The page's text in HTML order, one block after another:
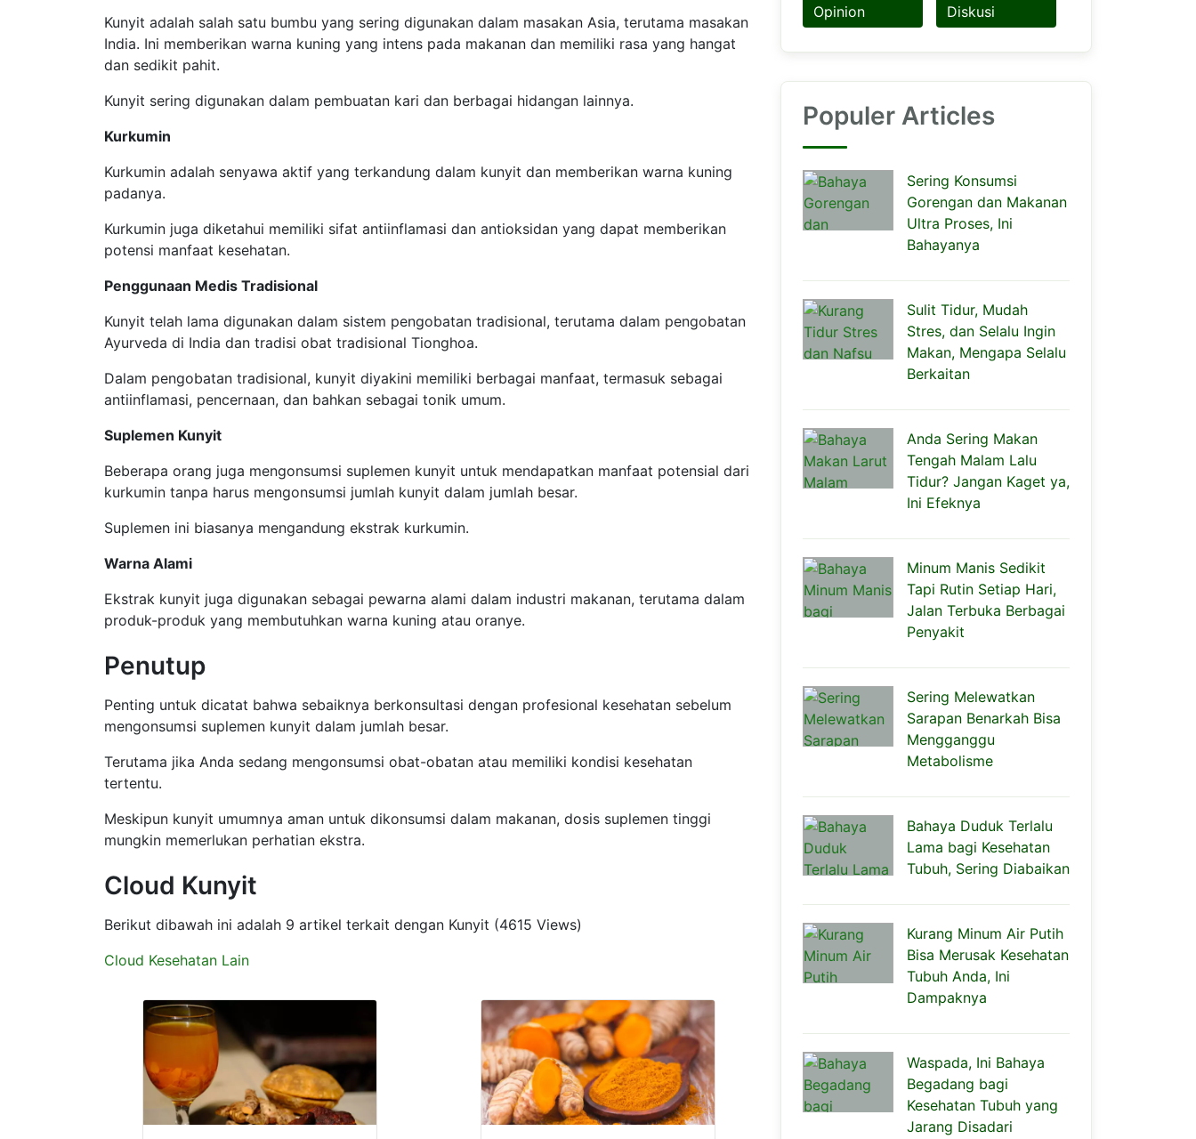
Kunyit adalah salah satu bumbu yang sering digunakan dalam masakan Asia, terutama masakan
India. Ini memberikan warna kuning yang intens pada makanan dan memiliki rasa yang hangat
dan sedikit pahit.
Kunyit sering digunakan dalam pembuatan kari dan berbagai hidangan lainnya.
Kurkumin
Kurkumin adalah senyawa aktif yang terkandung dalam kunyit dan memberikan warna kuning
padanya.
Kurkumin juga diketahui memiliki sifat antiinflamasi dan antioksidan yang dapat memberikan
potensi manfaat kesehatan.
Penggunaan Medis Tradisional
Kunyit telah lama digunakan dalam sistem pengobatan tradisional, terutama dalam pengobatan
Ayurveda di India dan tradisi obat tradisional Tionghoa.
Dalam pengobatan tradisional, kunyit diyakini memiliki berbagai manfaat, termasuk sebagai
antiinflamasi, pencernaan, dan bahkan sebagai tonik umum.
Suplemen Kunyit
Beberapa orang juga mengonsumsi suplemen kunyit untuk mendapatkan manfaat potensial dari
kurkumin tanpa harus mengonsumsi jumlah kunyit dalam jumlah besar.
Suplemen ini biasanya mengandung ekstrak kurkumin.
Warna Alami
Ekstrak kunyit juga digunakan sebagai pewarna alami dalam industri makanan, terutama dalam
produk-produk yang membutuhkan warna kuning atau oranye.
Penutup
Penting untuk dicatat bahwa sebaiknya berkonsultasi dengan profesional kesehatan sebelum
mengonsumsi suplemen kunyit dalam jumlah besar.
Terutama jika Anda sedang mengonsumsi obat-obatan atau memiliki kondisi kesehatan
tertentu.
Meskipun kunyit umumnya aman untuk dikonsumsi dalam makanan, dosis suplemen tinggi
mungkin memerlukan perhatian ekstra.
Cloud Kunyit
Berikut dibawah ini adalah 9 artikel terkait dengan Kunyit (4615 Views)
Cloud Kesehatan Lain
Opinion Diskusi
Populer Articles
Sering Konsumsi
Gorengan dan Makanan
Ultra Proses, Ini
Bahayanya
Sulit Tidur, Mudah
Stres, dan Selalu Ingin
Makan, Mengapa Selalu
Berkaitan
Anda Sering Makan
Tengah Malam Lalu
Tidur? Jangan Kaget ya,
Ini Efeknya
Minum Manis Sedikit
Tapi Rutin Setiap Hari,
Jalan Terbuka Berbagai
Penyakit
Sering Melewatkan
Sarapan Benarkah Bisa
Mengganggu
Metabolisme
Bahaya Duduk Terlalu
Lama bagi Kesehatan
Tubuh, Sering Diabaikan
Kurang Minum Air Putih
Bisa Merusak Kesehatan
Tubuh Anda, Ini
Dampaknya
Waspada, Ini Bahaya
Begadang bagi
Kesehatan Tubuh yang
Jarang Disadari